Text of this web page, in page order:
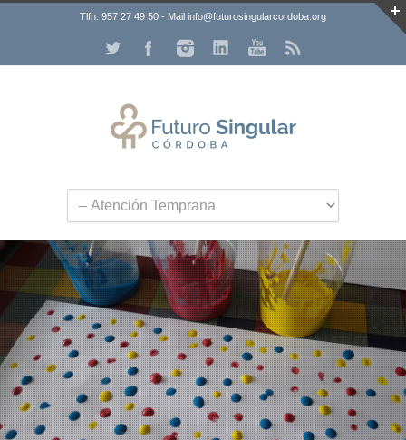
Tlfn: 957 27 49 50 - Mail info@futurosingularcordoba.org